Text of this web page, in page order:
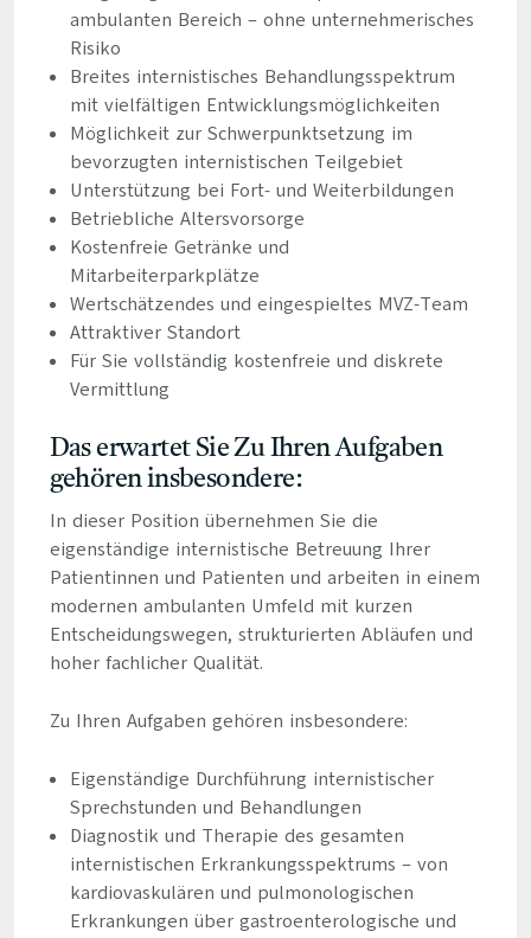
ambulanten Bereich – ohne unternehmerisches
Risiko
Breites internistisches Behandlungsspektrum
mit vielfältigen Entwicklungsmöglichkeiten
Möglichkeit zur Schwerpunktsetzung im
bevorzugten internistischen Teilgebiet
Unterstützung bei Fort- und Weiterbildungen
Betriebliche Altersvorsorge
Kostenfreie Getränke und
Mitarbeiterparkplätze
Wertschätzendes und eingespieltes MVZ-Team
Attraktiver Standort
Für Sie vollständig kostenfreie und diskrete
Vermittlung
Das erwartet Sie Zu Ihren Aufgaben
gehören insbesondere:
In dieser Position übernehmen Sie die
eigenständige internistische Betreuung Ihrer
Patientinnen und Patienten und arbeiten in einem
modernen ambulanten Umfeld mit kurzen
Entscheidungswegen, strukturierten Abläufen und
hoher fachlicher Qualität.
Zu Ihren Aufgaben gehören insbesondere:
Eigenständige Durchführung internistischer
Sprechstunden und Behandlungen
Diagnostik und Therapie des gesamten
internistischen Erkrankungsspektrums – von
kardiovaskulären und pulmonologischen
Erkrankungen über gastroenterologische und